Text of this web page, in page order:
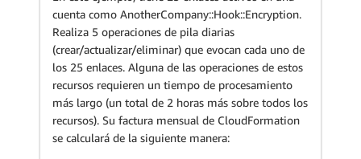
cuenta como AnotherCompany::Hook::Encryption.
Realiza 5 operaciones de pila diarias
(crear/actualizar/eliminar) que evocan cada uno de
los 25 enlaces. Alguna de las operaciones de estos
recursos requieren un tiempo de procesamiento
más largo (un total de 2 horas más sobre todos los
recursos). Su factura mensual de CloudFormation
se calculará de la siguiente manera: